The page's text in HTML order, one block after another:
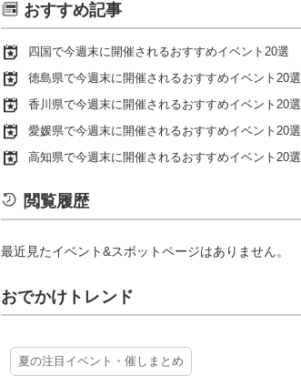
おすすめ記事
四国で今週末に開催されるおすすめイベント20選
徳島県で今週末に開催されるおすすめイベント20選
香川県で今週末に開催されるおすすめイベント20選
愛媛県で今週末に開催されるおすすめイベント20選
高知県で今週末に開催されるおすすめイベント20選
閲覧履歴
最近見たイベント&スポットページはありません。
おでかけトレンド
夏の注目イベント・催しまとめ